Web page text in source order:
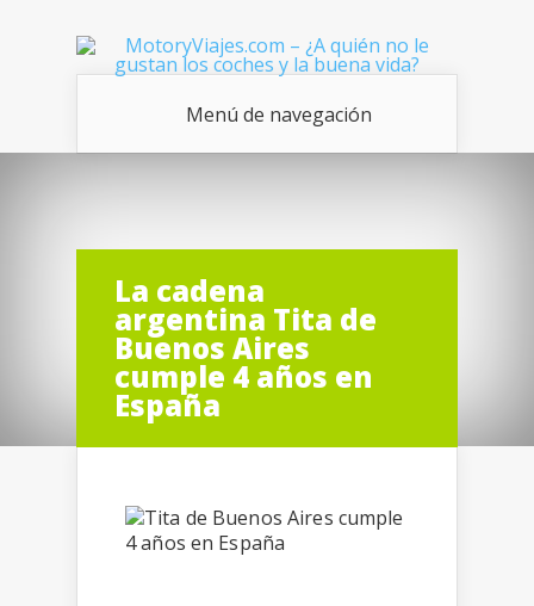
Menú de navegación
La cadena
argentina Tita de
Buenos Aires
cumple 4 años en
España